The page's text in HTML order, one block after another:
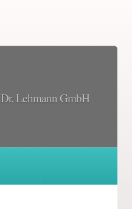
Dr. Lehmann GmbH